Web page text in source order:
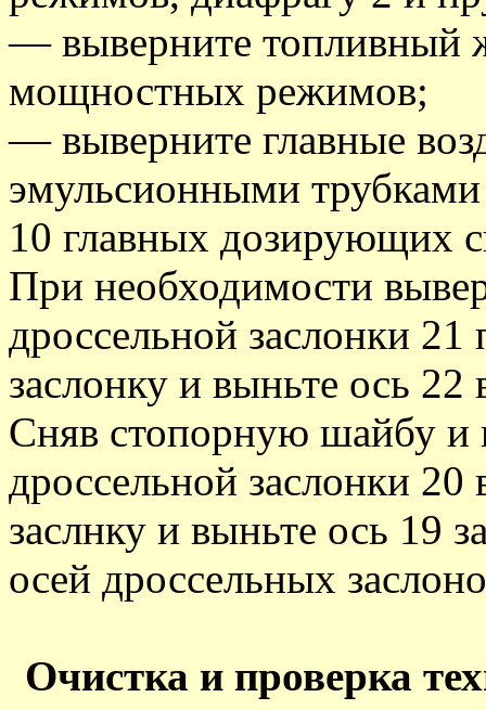
— выверните топливный
мощностных режимов;
— выверните главные
эмульсионными
10 главных дозирующих
При необходимости
дроссельной заслонки
заслонку и выньте ось
Сняв стопорную шайбу и
дроссельной заслонки
заслнку и выньте ось 19
осей дроссельных
Очистка и проверка